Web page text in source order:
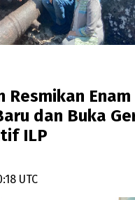
Enam
dan Buka
ILP
UTC